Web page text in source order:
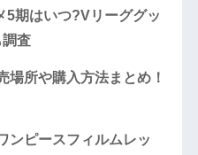
5期はいつ?Vリーググッ
調査
場所や購入方法まとめ！
ンピースフィルムレッ